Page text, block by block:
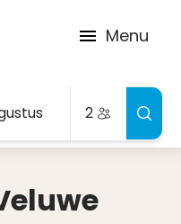
Menu
2